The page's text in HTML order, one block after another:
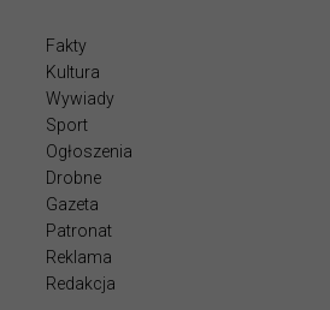
Fakty
Kultura
Wywiady
Sport
Ogłoszenia
Drobne
Gazeta
Patronat
Reklama
Redakcja